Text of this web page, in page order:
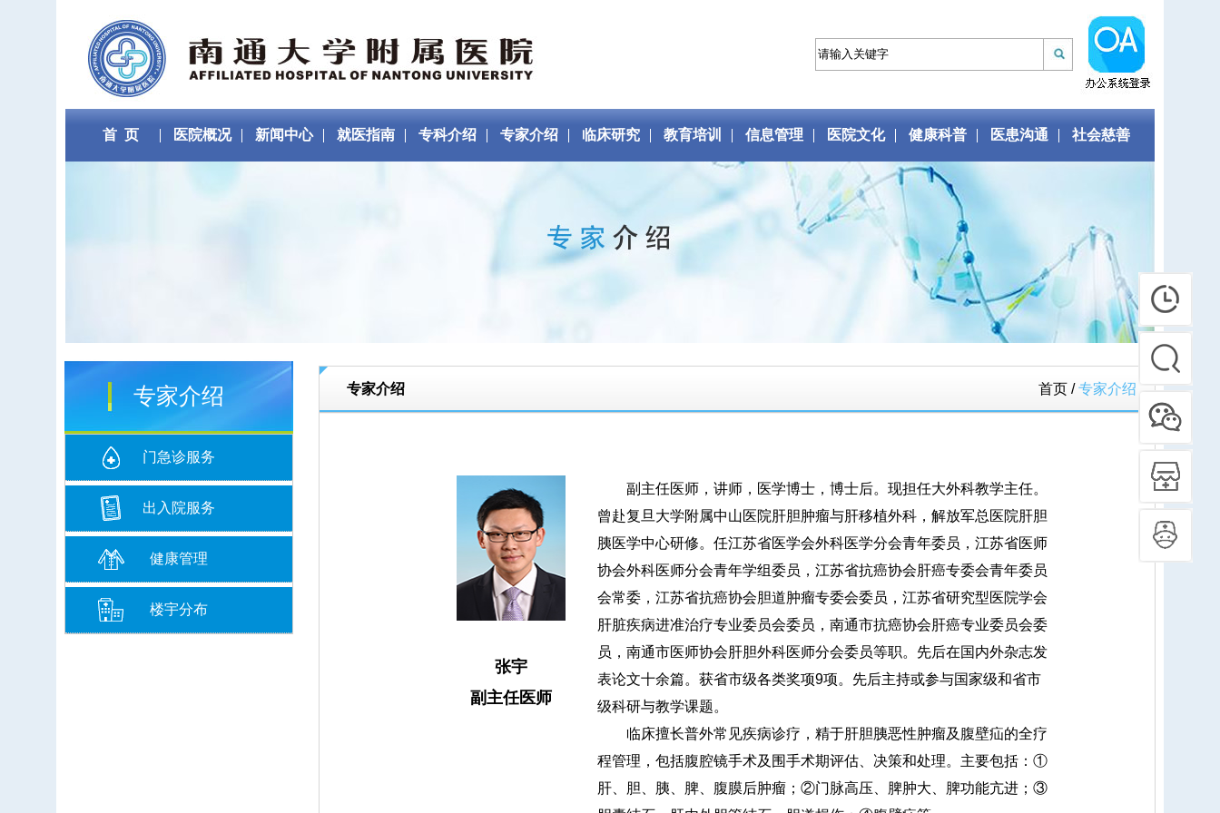
首 页 医院概况 新闻中心 就医指南 专科介绍 专家介绍 临床研究 教育培训 信息管理 医院文化 健康科普 医患沟通 社会慈善
专家介绍
门急诊服务
出入院服务
健康管理
楼宇分布
专家介绍 首页 /专家介绍
张宇
副主任医师
副主任医师，讲师，医学博士，博士后。现担任大外科教学主任。
曾赴复旦大学附属中山医院肝胆肿瘤与肝移植外科，解放军总医院肝胆
胰医学中心研修。任江苏省医学会外科医学分会青年委员，江苏省医师
协会外科医师分会青年学组委员，江苏省抗癌协会肝癌专委会青年委员
会常委，江苏省抗癌协会胆道肿瘤专委会委员，江苏省研究型医院学会
肝脏疾病进准治疗专业委员会委员，南通市抗癌协会肝癌专业委员会委
员，南通市医师协会肝胆外科医师分会委员等职。先后在国内外杂志发
表论文十余篇。获省市级各类奖项9项。先后主持或参与国家级和省市
级科研与教学课题。
临床擅长普外常见疾病诊疗，精于肝胆胰恶性肿瘤及腹壁疝的全疗
程管理，包括腹腔镜手术及围手术期评估、决策和处理。主要包括：①
肝、胆、胰、脾、腹膜后肿瘤；②门脉高压、脾肿大、脾功能亢进；③